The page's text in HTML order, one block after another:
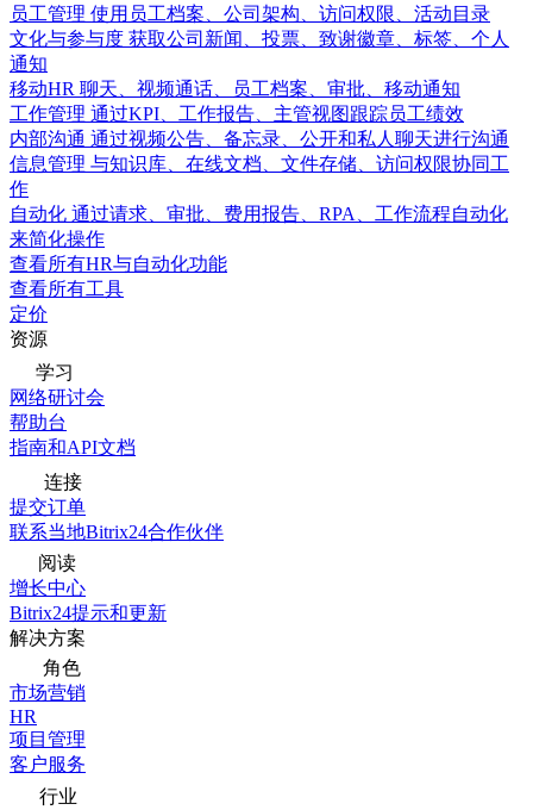
员工管理 使用员工档案、公司架构、访问权限、活动目录
文化与参与度 获取公司新闻、投票、致谢徽章、标签、个人
通知
移动HR 聊天、视频通话、员工档案、审批、移动通知
工作管理 通过KPI、工作报告、主管视图跟踪员工绩效
内部沟通 通过视频公告、备忘录、公开和私人聊天进行沟通
信息管理 与知识库、在线文档、文件存储、访问权限协同工
作
自动化 通过请求、审批、费用报告、RPA、工作流程自动化
来简化操作
查看所有HR与自动化功能
查看所有工具
定价
资源
学习
网络研讨会
帮助台
指南和API文档
连接
提交订单
联系当地Bitrix24合作伙伴
阅读
增长中心
Bitrix24提示和更新
解决方案
角色
市场营销
HR
项目管理
客户服务
行业